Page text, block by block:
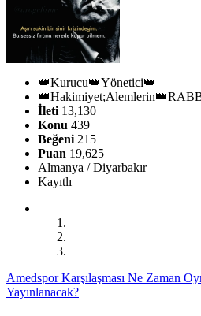
👑Kurucu👑Yönetici👑
İleti 13,130
Konu 439
Beğeni 215
Puan 19,625
Almanya / Diyarbakır
Kayıtlı
Amedspor Karşılaşması Ne Zaman
Yayınlanacak?